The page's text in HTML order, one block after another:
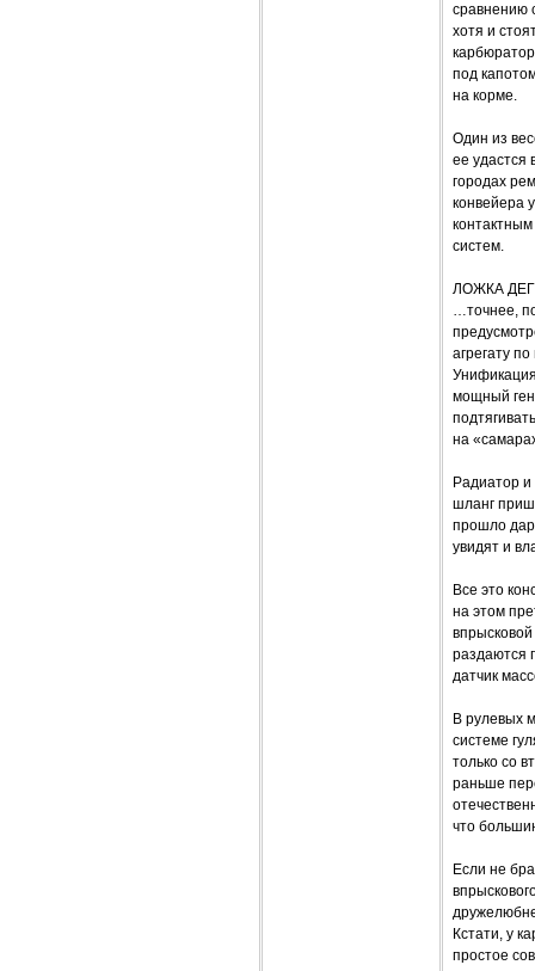
сравнению
хотя и
под
на корме.
Один из
ее удастся
городах
конвейера
систем.
ЛОЖКА
…точнее,
агрегату
мощный
на
Радиатор
шланг
прошло
увидят и
Все это
на этом
раздаются
датчик
В рулевых
системе
только со
раньше
что
Если не
Кстати, у
простое